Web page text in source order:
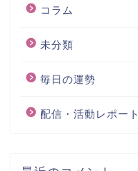
コラム
未分類
毎日の運勢
配信・活動レポート